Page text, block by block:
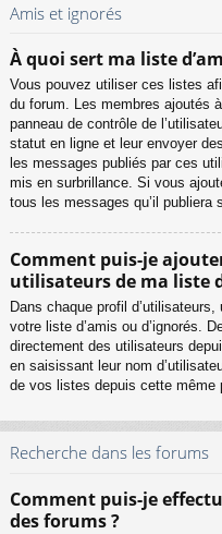
Amis et ignorés
À quoi sert ma liste
Vous pouvez utiliser ces listes
du forum. Les membres ajoutés
panneau de contrôle de
statut en ligne et leur envoyer
les messages publiés par ces
mis en surbrillance. Si vous
tous les messages qu’il publiera
Comment puis-je
utilisateurs de ma liste
Dans chaque profil
votre liste d’amis ou d’ignorés.
directement des utilisateurs
en saisissant leur nom
de vos listes depuis cette même
Recherche dans les forums
Comment puis-je
des forums ?